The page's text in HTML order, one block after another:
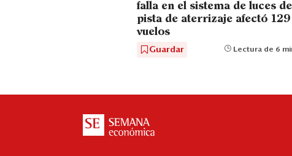
falla en el sistema de luces de
pista de aterrizaje afectó 129
vuelos
Guardar Lectura de 6